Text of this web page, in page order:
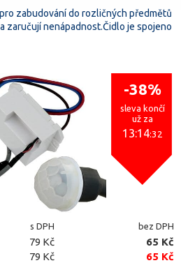
zabudování do rozličných předmětů
zaručují nenápadnost.Čidlo je spojeno
-38%
sleva končí
už za
13:14:31
s DPH bez DPH
79 Kč
65 Kč
79 Kč
65 Kč